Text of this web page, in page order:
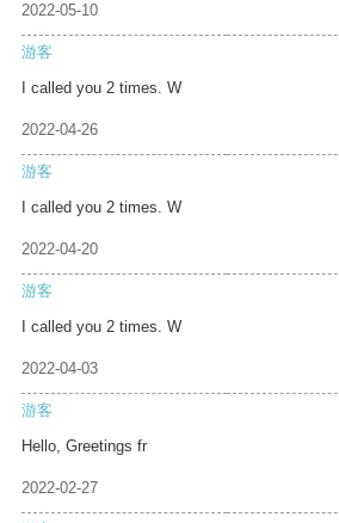
2022-05-10
游客
I called you 2 times. W
2022-04-26
游客
I called you 2 times. W
2022-04-20
游客
I called you 2 times. W
2022-04-03
游客
Hello, Greetings fr
2022-02-27